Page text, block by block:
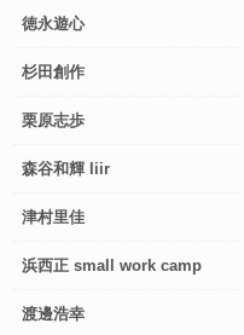
徳永遊心
杉田創作
栗原志歩
森谷和輝 liir
津村里佳
浜西正 small work camp
渡邊浩幸